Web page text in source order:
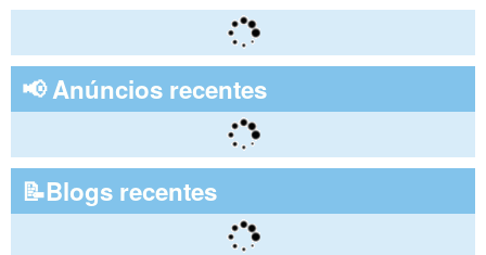
📢 Anúncios recentes
📝Blogs recentes